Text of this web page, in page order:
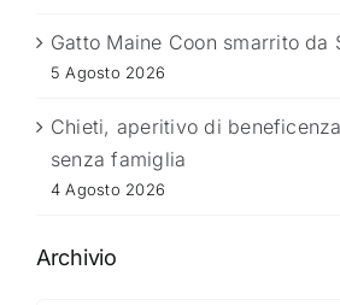
Gatto Maine Coon smarrito da
5 Agosto 2026
Chieti, aperitivo di
senza famiglia
4 Agosto 2026
Archivio